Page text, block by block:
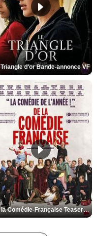
d'or Bande-annonce VF
De la Comédie-Française Teaser VF